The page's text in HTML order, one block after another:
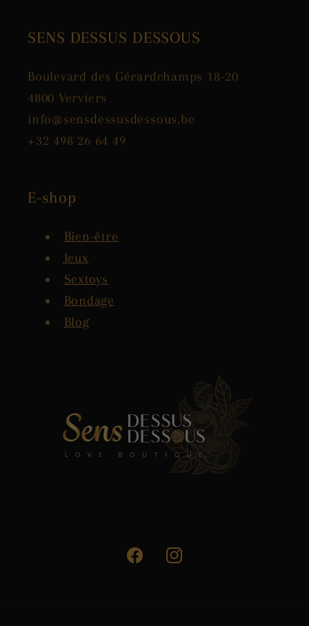
SENS DESSUS DESSOUS
Boulevard des Gérardchamps 18-20
4800 Verviers
info@sensdessusdessous.be
+32 498 26 64 49
E-shop
Bien-être
Jeux
Sextoys
Bondage
Blog
FacebookInstagram